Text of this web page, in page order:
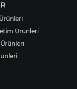
Ürünleri